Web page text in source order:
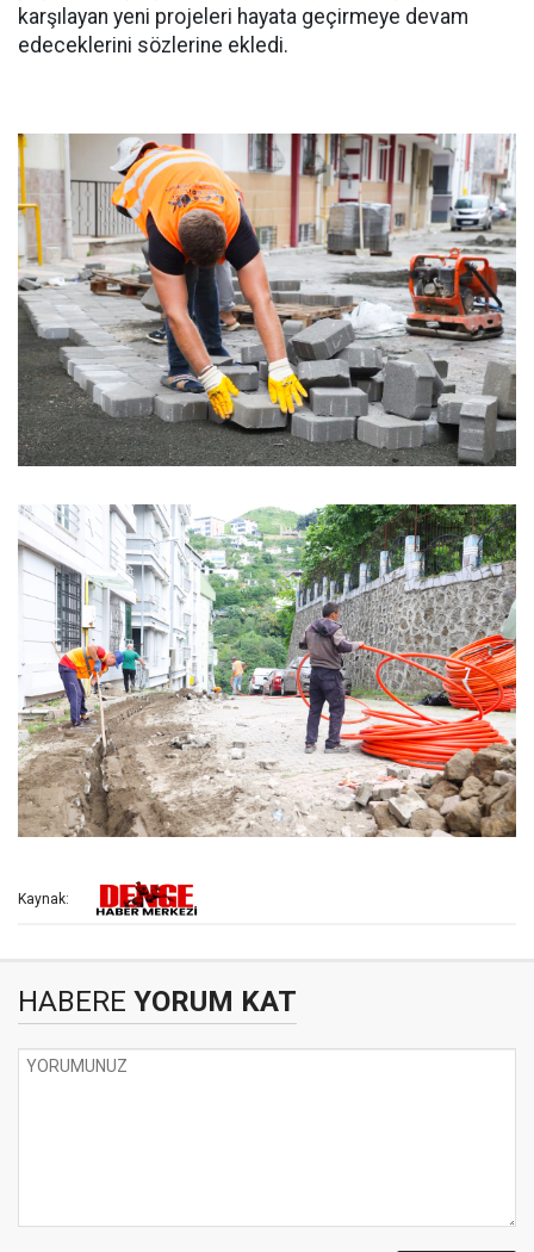
karşılayan yeni projeleri hayata geçirmeye devam
edeceklerini sözlerine ekledi.
Kaynak:
HABERE YORUM KAT